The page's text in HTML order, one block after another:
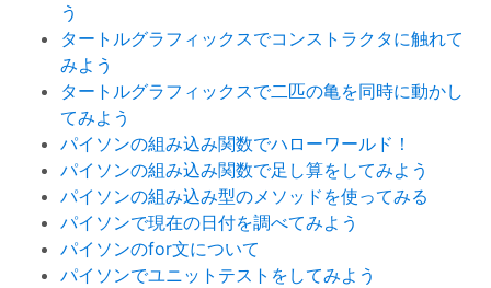
う
タートルグラフィックスでコンストラクタに触れて
みよう
タートルグラフィックスで二匹の亀を同時に動かし
てみよう
パイソンの組み込み関数でハローワールド！
パイソンの組み込み関数で足し算をしてみよう
パイソンの組み込み型のメソッドを使ってみる
パイソンで現在の日付を調べてみよう
パイソンのfor文について
パイソンでユニットテストをしてみよう